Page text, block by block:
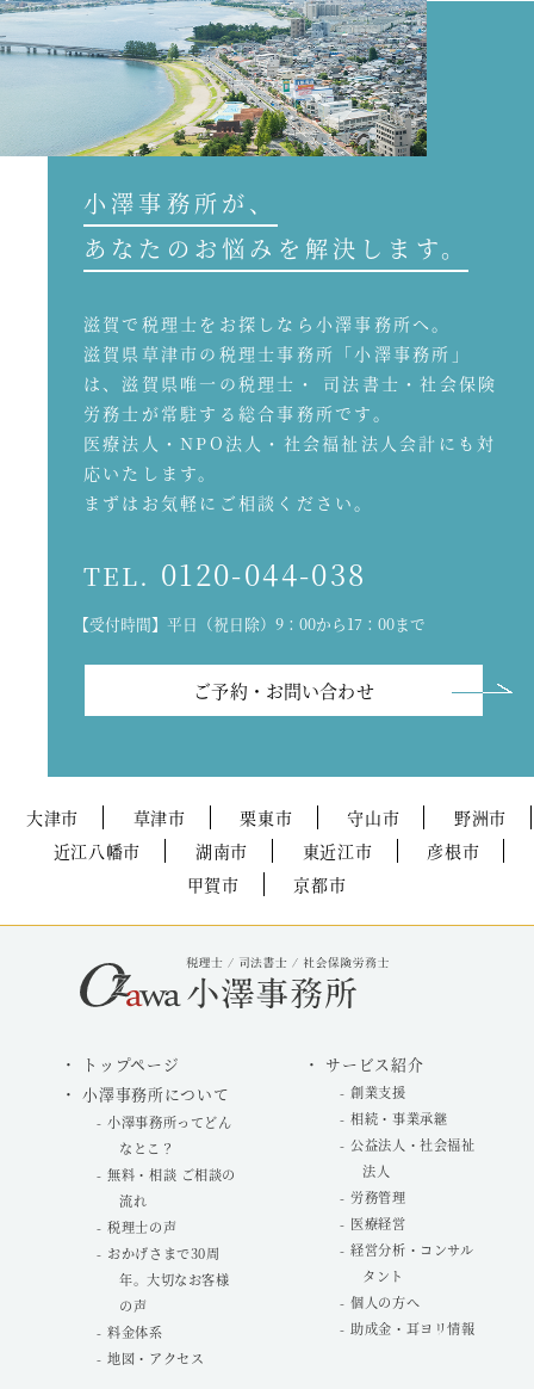
小澤事務所が、
あなたのお悩みを解決します。
滋賀で税理士をお探しなら小澤事務所へ。
滋賀県草津市の税理士事務所「小澤事務所」
は、滋賀県唯一の税理士・ 司法書士・社会保険
労務士が常駐する総合事務所です。
医療法人・NPO法人・社会福祉法人会計にも対
応いたします。
まずはお気軽にご相談ください。
TEL. 0120-044-038
【受付時間】平日（祝日除）9：00から17：00まで
ご予約・お問い合わせ
大津市 草津市 栗東市 守山市
野洲市
近江八幡市
湖南市 東近江市
彦根市
甲賀市
京都市
トップページ
小澤事務所について
小澤事務所ってどん
なとこ？
無料・相談 ご相談の
流れ
税理士の声
おかげさまで30周
年。大切なお客様
の声
料金体系
地図・アクセス
サービス紹介
創業支援
相続・事業承継
公益法人・社会福祉
法人
労務管理
医療経営
経営分析・コンサル
タント
個人の方へ
助成金・耳ヨリ情報